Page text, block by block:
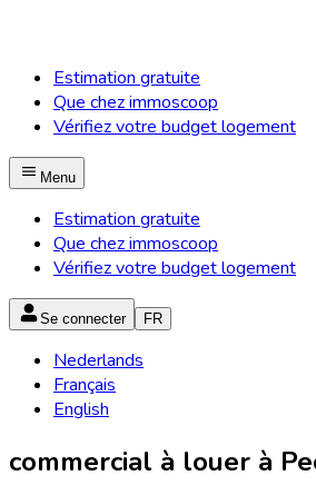
Estimation gratuite
Que chez immoscoop
Vérifiez votre budget logement
Menu
Estimation gratuite
Que chez immoscoop
Vérifiez votre budget logement
Se connecter FR
Nederlands
Français
English
commercial à louer à